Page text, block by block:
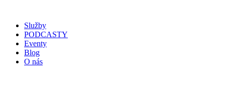
Služby
PODCASTY
Eventy
Blog
O nás